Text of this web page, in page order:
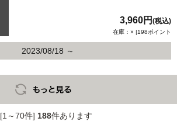
3,960円 (税込)
在庫：× |198ポイント
2023/08/18 ～
[1～70件] 188件あります